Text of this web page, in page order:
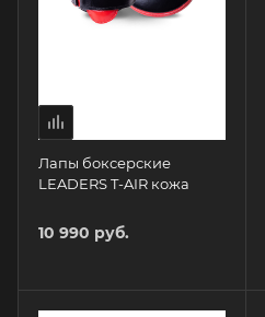
Лапы боксерские
LEADERS T-AIR кожа
10 990 руб.